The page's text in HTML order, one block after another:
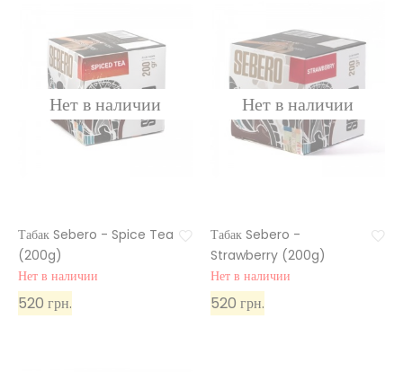
Табак Sebero - Spice Tea
(200g)
Нет в наличии
520 грн.
Табак Sebero -
Strawberry (200g)
Нет в наличии
520 грн.